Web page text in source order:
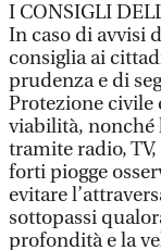
I CONSIGLI
In caso di avvisi
consiglia ai
prudenza e di
Protezione
viabilità, nonché
tramite radio,
forti piogge
evitare
sottopassi
profondità e la